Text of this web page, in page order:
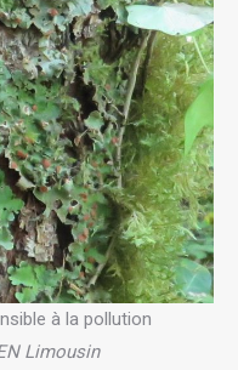
à la pollution
Limousin